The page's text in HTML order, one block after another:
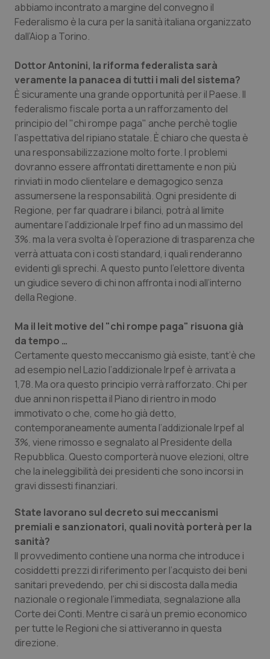
Lazio
Liguria
Lombardia
Marche
Molise
Piemonte
Provincia Autonoma di Bolzano
Provincia Autonoma di Trento
Puglia
Sardegna
Sicilia
Toscana
Umbria
Valle D’Aosta
Veneto
Diabete & glucometri
Disturbi dell’umore
Dolore
Donna & Salute
Epatiti
HIV
Infezioni & Febbre
Ipertensione & Scompenso
Malattie rare
Malattia di Crohn & Rettocolite Ulcerosa
Neuroscienze & patologie neurodegenerative
Obesità
Oftalmologia
Oncodermatologia
Oncoematologia
Oncologia & Nutrizione
Psoriasi & pelle
Quotidiano Cardiologia
Quotidiano Chirurgia
Quotidiano Oncologia
Quotidiano Pediatria
abbiamo incontrato a margine del convegno il
Federalismo è la cura per la sanità italiana organizzato
dall’Aiop a Torino.
Dottor Antonini, la riforma federalista sarà
veramente la panacea di tutti i mali del sistema?
È sicuramente una grande opportunità per il Paese. Il
federalismo fiscale porta a un rafforzamento del
principio del "chi rompe paga" anche perchè toglie
l’aspettativa del ripiano statale. È chiaro che questa è
una responsabilizzazione molto forte. I problemi
dovranno essere affrontati direttamente e non più
rinviati in modo clientelare e demagogico senza
assumersene la responsabilità. Ogni presidente di
Regione, per far quadrare i bilanci, potrà al limite
aumentare l’addizionale Irpef fino ad un massimo del
3%. ma la vera svolta è l’operazione di trasparenza che
verrà attuata con i costi standard, i quali renderanno
evidenti gli sprechi. A questo punto l’elettore diventa
un giudice severo di chi non affronta i nodi all’interno
della Regione.
Ma il leit motive del "chi rompe paga" risuona già
da tempo …
Certamente questo meccanismo già esiste, tant’è che
ad esempio nel Lazio l’addizionale Irpef è arrivata a
1,78. Ma ora questo principio verrà rafforzato. Chi per
due anni non rispetta il Piano di rientro in modo
immotivato o che, come ho già detto,
contemporaneamente aumenta l’addizionale Irpef al
3%, viene rimosso e segnalato al Presidente della
Repubblica. Questo comporterà nuove elezioni, oltre
che la ineleggibilità dei presidenti che sono incorsi in
gravi dissesti finanziari.
State lavorano sul decreto sui meccanismi
premiali e sanzionatori, quali novità porterà per la
sanità?
Il provvedimento contiene una norma che introduce i
cosiddetti prezzi di riferimento per l’acquisto dei beni
sanitari prevedendo, per chi si discosta dalla media
nazionale o regionale l’immediata, segnalazione alla
Corte dei Conti. Mentre ci sarà un premio economico
per tutte le Regioni che si attiveranno in questa
direzione.